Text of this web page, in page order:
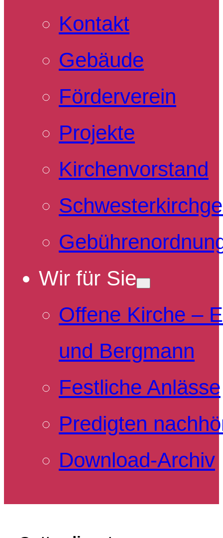
Kontakt
Gebäude
Förderverein
Projekte
Kirchenvorstand
Wir für Sie
Offene Kirche –
und Bergmann
Festliche Anlässe
Predigten
Download-Archiv